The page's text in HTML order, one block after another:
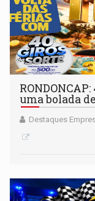
uma bolada
Destaques